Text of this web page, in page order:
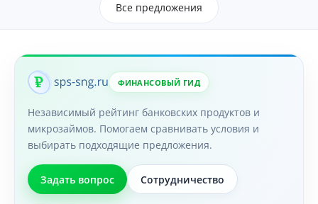
Все предложения
ФИНАНСОВЫЙ ГИД
Независимый рейтинг банковских продуктов и
микрозаймов. Помогаем сравнивать условия и
выбирать подходящие предложения.
Задать вопрос Сотрудничество